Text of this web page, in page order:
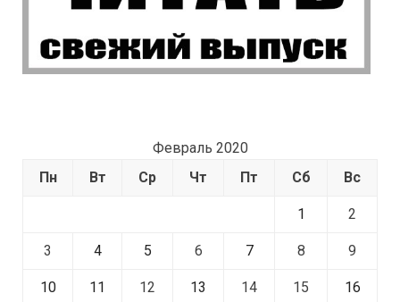
Февраль 2020
Пн
Вт Ср Чт Пт Сб Вс
1 2
3 4 5 6 7 8 9
10 11 12 13 14 15 16